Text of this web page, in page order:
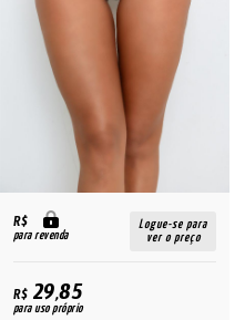
R$
para revenda
Logue-se para
ver o preço
R$29,85
para uso próprio